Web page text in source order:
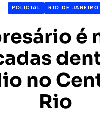
POLICIAL RIO DE JANEIRO
é
no
Rio